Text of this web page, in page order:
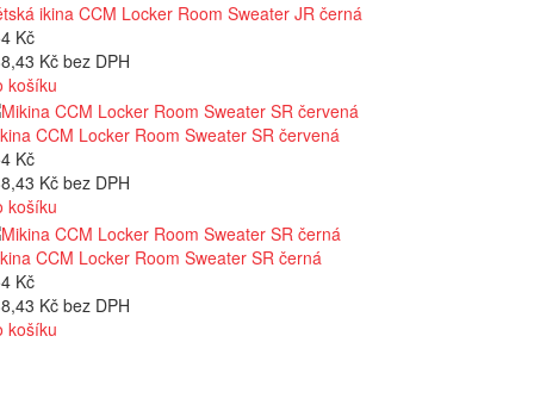
ikina CCM Locker Room Sweater JR černá
Kč
Kč bez DPH
košíku
CCM Locker Room Sweater SR červená
Kč
Kč bez DPH
košíku
CCM Locker Room Sweater SR černá
Kč
Kč bez DPH
košíku